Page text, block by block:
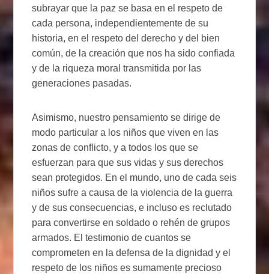
subrayar que la paz se basa en el respeto de
cada persona, independientemente de su
historia, en el respeto del derecho y del bien
común, de la creación que nos ha sido confiada
y de la riqueza moral transmitida por las
generaciones pasadas.
Asimismo, nuestro pensamiento se dirige de
modo particular a los niños que viven en las
zonas de conflicto, y a todos los que se
esfuerzan para que sus vidas y sus derechos
sean protegidos. En el mundo, uno de cada seis
niños sufre a causa de la violencia de la guerra
y de sus consecuencias, e incluso es reclutado
para convertirse en soldado o rehén de grupos
armados. El testimonio de cuantos se
comprometen en la defensa de la dignidad y el
respeto de los niños es sumamente precioso